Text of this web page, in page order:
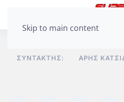
Skip to main content
ΣΥΝΤΆΚΤΗΣ: ΆΡΗΣ